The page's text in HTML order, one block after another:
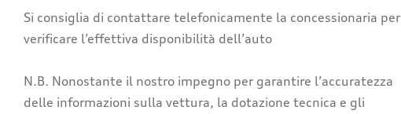
Si consiglia di contattare telefonicamente la concessionaria per
verificare l’effettiva disponibilità dell’auto
N.B. Nonostante il nostro impegno per garantire l’accuratezza
delle informazioni sulla vettura, la dotazione tecnica e gli